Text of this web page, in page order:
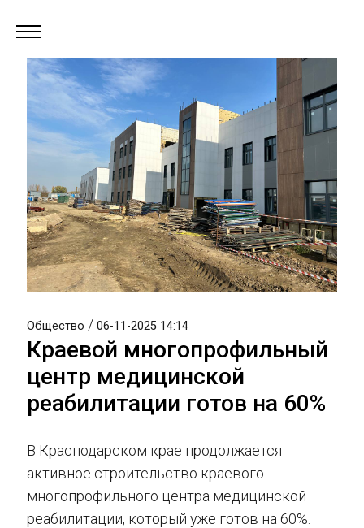
Общество / 06-11-2025 14:14
Краевой многопрофильный
центр медицинской
реабилитации готов на 60%
В Краснодарском крае продолжается
активное строительство краевого
многопрофильного центра медицинской
реабилитации, который уже готов на 60%.